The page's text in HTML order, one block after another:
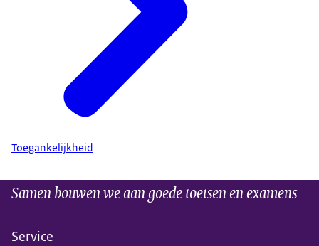
Toegankelijkheid
Samen bouwen we aan goede toetsen en examens
Service